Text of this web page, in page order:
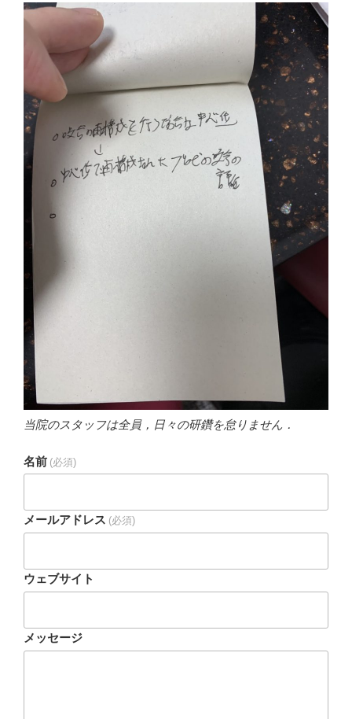
当院のスタッフは全員，日々の研鑽を怠りません．
名前 (必須)
メールアドレス (必須)
ウェブサイト
メッセージ